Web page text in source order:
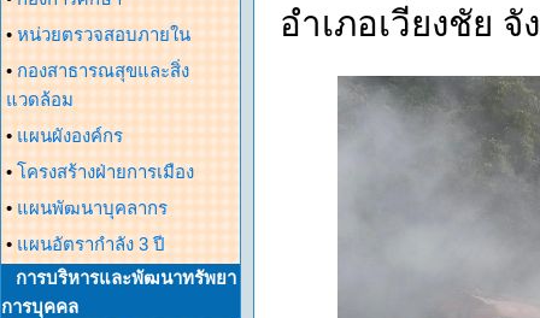
• หน่วยตรวจสอบภายใน
• กองสาธารณสุขและสิ่ง
แวดล้อม
• แผนผังองค์กร
• โครงสร้างฝ่ายการเมือง
• แผนพัฒนาบุคลากร
• แผนอัตรากำลัง 3 ปี
การบริหารและพัฒนาทรัพยา
การบุคคล
อำเภอเวียงชัย จั